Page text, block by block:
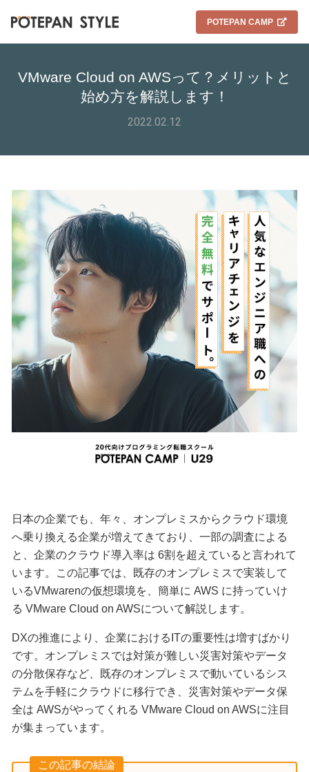
POTEPAN CAMP
VMware Cloud on AWSって？メリットと
始め方を解説します！
2022.02.12
日本の企業でも、年々、オンプレミスからクラウド環境
へ乗り換える企業が増えてきており、一部の調査による
と、企業のクラウド導入率は 6割を超えていると言われて
います。この記事では、既存のオンプレミスで実装して
いるVMwarenの仮想環境を、簡単に AWS に持っていけ
る VMware Cloud on AWSについて解説します。
DXの推進により、企業におけるITの重要性は増すばかり
です。オンプレミスでは対策が難しい災害対策やデータ
の分散保存など、既存のオンプレミスで動いているシス
テムを手軽にクラウドに移行でき、災害対策やデータ保
全は AWSがやってくれる VMware Cloud on AWSに注目
が集まっています。
この記事の結論